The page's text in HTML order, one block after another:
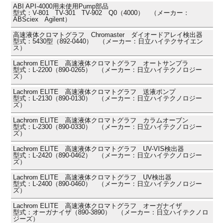
ABI API-4000用未使用Pump部品
型式：V-801 TV-301 TV-902 Q0（4000） （メーカー：
ABSciex Agilent）
高速液体クロマトグラフ Chromaster ダイオードアレイ検出器
型式：5430型（892-0440） （メーカー：日立ハイテクサイエン
ス）
Lachrom ELITE 高速液体クロマトグラフ オートサンプラ
型式：L-2200（890-0265） （メーカー：日立ハイテクノロジー
ズ）
Lachrom ELITE 高速液体クロマトグラフ 送液ポンプ
型式：L-2130（890-0130） （メーカー：日立ハイテクノロジー
ズ）
Lachrom ELITE 高速液体クロマトグラフ カラムオーブン
型式：L-2300（890-0330） （メーカー：日立ハイテクノロジー
ズ）
Lachrom ELITE 高速液体クロマトグラフ UV-VIS検出器
型式：L-2420（890-0462） （メーカー：日立ハイテクノロジー
ズ）
Lachrom ELITE 高速液体クロマトグラフ UV検出器
型式：L-2400（890-0460） （メーカー：日立ハイテクノロジー
ズ）
Lachrom ELITE 高速液体クロマトグラフ オーガナイザ
型式：オーガナイザ（890-3890） （メーカー：日立ハイテクノロ
ジーズ）